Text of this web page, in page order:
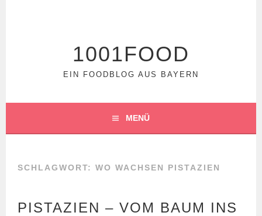
1001FOOD
EIN FOODBLOG AUS BAYERN
MENÜ
SCHLAGWORT:WO WACHSEN PISTAZIEN
PISTAZIEN – VOM BAUM INS